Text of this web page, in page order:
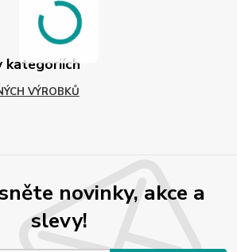
kategoriích
VÝROBKŮ
novinky, akce a
slevy!